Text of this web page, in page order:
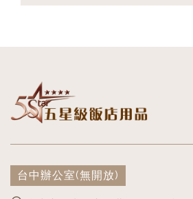
台中辦公室(無開放)